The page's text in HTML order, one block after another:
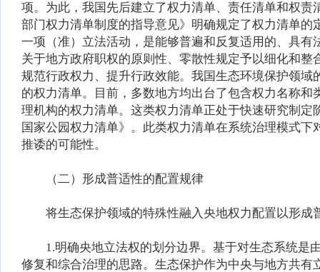
项。为此，我国先后建立了权力清单、责任清单和权
部门权力清单制度的指导意见》明确规定了权力清单
一项（准）立法活动，是能够普遍和反复适用的、具
关于地方政府职权的原则性、零散性规定予以细化和
规范行政权力、提升行政效能。我国生态环境保护领
的权力清单。目前，多数地方均出台了包含权力名称
理机构的权力清单。这类权力清单正处于快速研究制
国家公园权力清单》。此类权力清单在系统治理模式
推诿的可能性。
（二）形成普适性的配置规律
将生态保护领域的特殊性融入央地权力配置以形成
1.明确央地立法权的划分边界。基于对生态系统是
修复和综合治理的思路。生态保护作为中央与地方共